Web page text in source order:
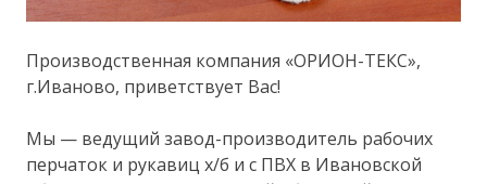
Производственная компания «ОРИОН-ТЕКС»,
г.Иваново, приветствует Вас!
Мы — ведущий завод-производитель рабочих
перчаток и рукавиц х/б и с ПВХ в Ивановской